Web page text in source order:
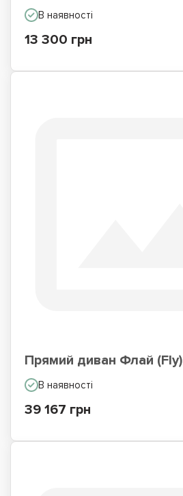
В наявності
13 300 грн
Прямий диван Флай (Fly)
В наявності
39 167 грн